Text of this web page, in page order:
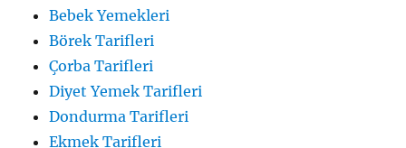
Bebek Yemekleri
Börek Tarifleri
Çorba Tarifleri
Diyet Yemek Tarifleri
Dondurma Tarifleri
Ekmek Tarifleri